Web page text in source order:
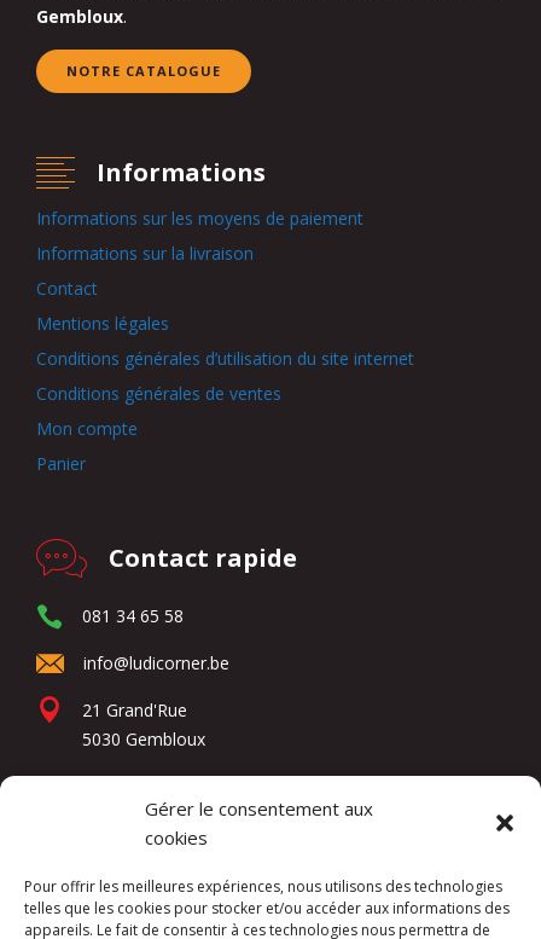
Gérer le consentement aux
cookies
Pour offrir les meilleures expériences, nous utilisons des technologies
telles que les cookies pour stocker et/ou accéder aux informations des
appareils. Le fait de consentir à ces technologies nous permettra de
Gembloux.
NOTRE CATALOGUE
Informations
Informations sur les moyens de paiement
Informations sur la livraison
Contact
Mentions légales
Conditions générales d’utilisation du site internet
Conditions générales de ventes
Mon compte
Panier
Contact rapide
081 34 65 58
info@ludicorner.be
21 Grand'Rue
5030 Gembloux
Réseaux sociaux